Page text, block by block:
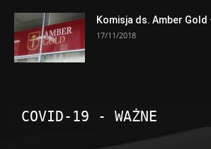
Komisja ds. Amber Gold
17/11/2018
COVID-19 - WAŻNE